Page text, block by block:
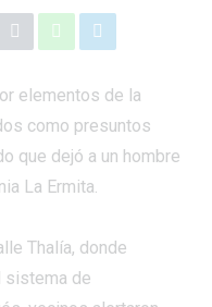
elementos de la
como presuntos
que dejó a un hombre
La Ermita.
Thalía, donde
sistema de